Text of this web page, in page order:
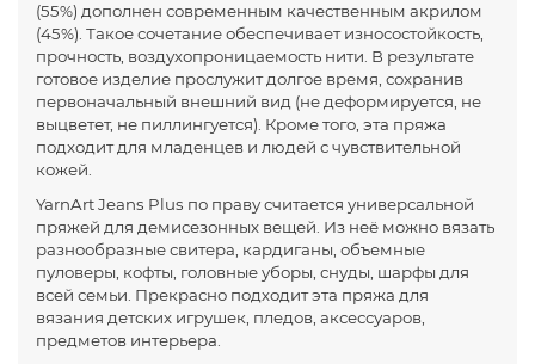
(55%) дополнен современным качественным акрилом
(45%). Такое сочетание обеспечивает износостойкость,
прочность, воздухопроницаемость нити. В результате
готовое изделие прослужит долгое время, сохранив
первоначальный внешний вид (не деформируется, не
выцветет, не пиллингуется). Кроме того, эта пряжа
подходит для младенцев и людей с чувствительной
кожей.
YarnArt Jeans Plus по праву считается универсальной
пряжей для демисезонных вещей. Из неё можно вязать
разнообразные свитера, кардиганы, объемные
пуловеры, кофты, головные уборы, снуды, шарфы для
всей семьи. Прекрасно подходит эта пряжа для
вязания детских игрушек, пледов, аксессуаров,
предметов интерьера.